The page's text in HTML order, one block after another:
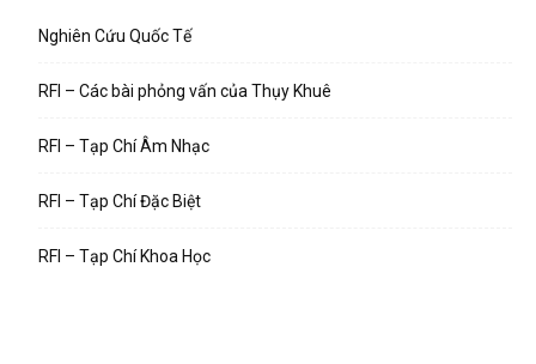
Nghiên Cứu Quốc Tế
RFI – Các bài phỏng vấn của Thụy Khuê
RFI – Tạp Chí Âm Nhạc
RFI – Tạp Chí Đặc Biệt
RFI – Tạp Chí Khoa Học